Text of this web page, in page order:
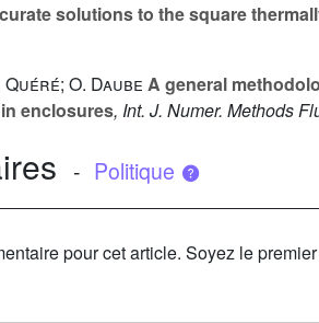
solutions to the square
Quéré; O. Daube A general
enclosures, Int. J. Numer. Methods
- Politique
pour cet article. Soyez le